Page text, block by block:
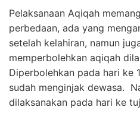
Pelaksanaan Aqiqah
perbedaan, ada yang
setelah kelahiran, namun
memperbolehkan aqiqah
Diperbolehkan pada hari ke
sudah menginjak dewasa.
dilaksanakan pada hari ke